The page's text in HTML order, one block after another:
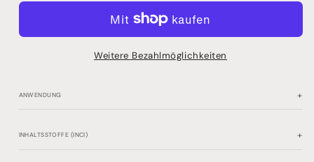
Tobacco
Weitere Bezahlmöglichkeiten
ANWENDUNG +
INHALTSSTOFFE (INCI) +